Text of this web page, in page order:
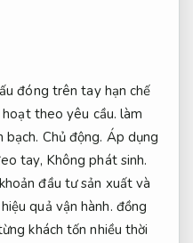
đóng trên tay hạn chế
hoạt theo yêu cầu. làm
bạch. Chủ động. Áp dụng
tay, Không phát sinh.
đầu tư sản xuất và
quả vận hành. đồng
khách tốn nhiều thời